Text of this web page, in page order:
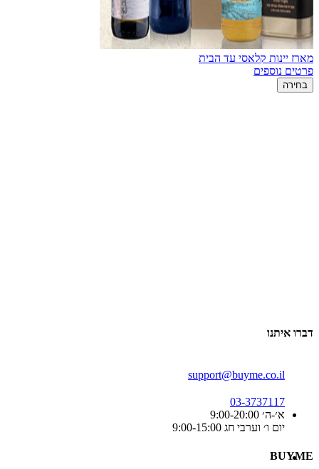
מארז יינות קלאסי עד הבית
פרטים נוספים
בחירה
דברו איתנו
support@buyme.co.il
03-3737117
א׳-ה׳ 9:00-20:00
יום ו׳ וערבי חג 9:00-15:00
BUYME